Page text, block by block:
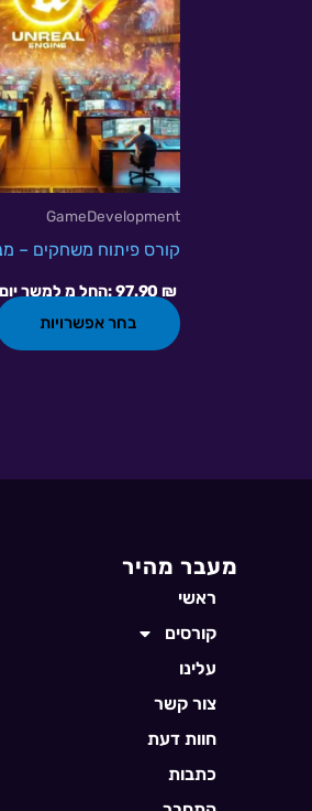
GameDevelopment
קורס פיתוח משחקים –
החל מ:97.90 ₪ ⁩ למשך ⁦יום אחד⁩
בחר אפשרויות
מעבר מהיר
ראשי
קורסים
עלינו
צור קשר
חוות דעת
כתבות